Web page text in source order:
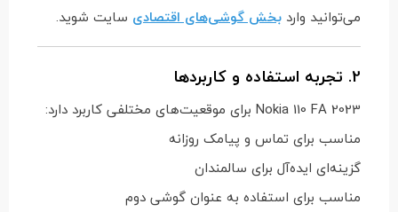
می‌توانید وارد بخش گوشی‌های اقتصادی سایت شوید.
2. تجربه استفاده و کاربردها
Nokia 110 FA 2023 برای موقعیت‌های مختلفی کاربرد دارد:
مناسب برای تماس و پیامک روزانه
گزینه‌ای ایده‌آل برای سالمندان
مناسب برای استفاده به عنوان گوشی دوم